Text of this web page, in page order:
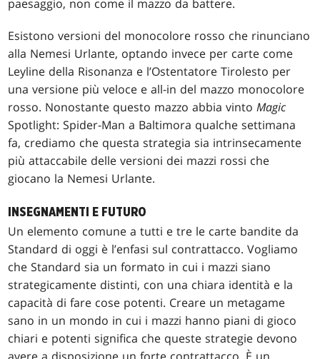
paesaggio, non come il mazzo da battere.
Esistono versioni del monocolore rosso che rinunciano
alla Nemesi Urlante, optando invece per carte come
Leyline della Risonanza e l’Ostentatore Tirolesto per
una versione più veloce e all-in del mazzo monocolore
rosso. Nonostante questo mazzo abbia vintoMagic
Spotlight: Spider-Man a Baltimora qualche settimana
fa, crediamo che questa strategia sia intrinsecamente
più attaccabile delle versioni dei mazzi rossi che
giocano la Nemesi Urlante.
INSEGNAMENTI E FUTURO
Un elemento comune a tutti e tre le carte bandite da
Standard di oggi è l’enfasi sul contrattacco. Vogliamo
che Standard sia un formato in cui i mazzi siano
strategicamente distinti, con una chiara identità e la
capacità di fare cose potenti. Creare un metagame
sano in un mondo in cui i mazzi hanno piani di gioco
chiari e potenti significa che queste strategie devono